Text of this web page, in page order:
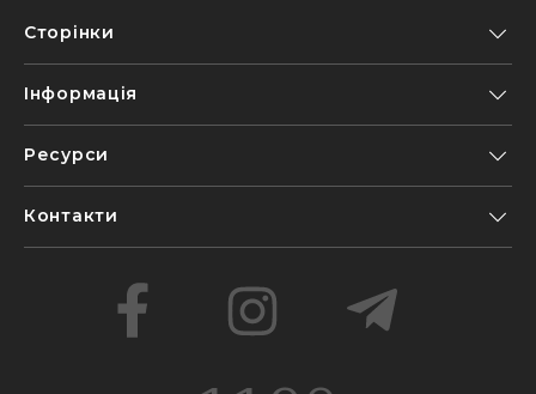
Сторінки
Інформація
Ресурси
Контакти